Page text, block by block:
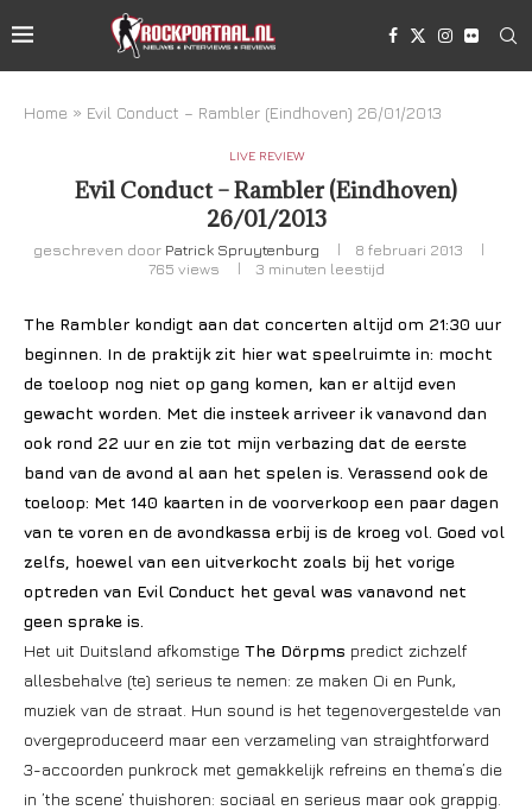
Home » Evil Conduct – Rambler (Eindhoven) 26/01/2013
LIVE REVIEW
Evil Conduct – Rambler (Eindhoven)
26/01/2013
geschreven door Patrick Spruytenburg
8 februari 2013
765 views 3 minuten leestijd
The Rambler kondigt aan dat concerten altijd om 21:30 uur
beginnen. In de praktijk zit hier wat speelruimte in: mocht
de toeloop nog niet op gang komen, kan er altijd even
gewacht worden. Met die insteek arriveer ik vanavond dan
ook rond 22 uur en zie tot mijn verbazing dat de eerste
band van de avond al aan het spelen is. Verassend ook de
toeloop: Met 140 kaarten in de voorverkoop een paar dagen
van te voren en de avondkassa erbij is de kroeg vol. Goed vol
zelfs, hoewel van een uitverkocht zoals bij het vorige
optreden van Evil Conduct het geval was vanavond net
geen sprake is.
Het uit Duitsland afkomstige The Dörpms predict zichzelf
allesbehalve (te) serieus te nemen: ze maken Oi en Punk,
muziek van de straat. Hun sound is het tegenovergestelde van
overgeproduceerd maar een verzameling van straightforward
3-accoorden punkrock met gemakkelijk refreins en thema’s die
in ’the scene’ thuishoren: sociaal en serieus maar ook grappig.